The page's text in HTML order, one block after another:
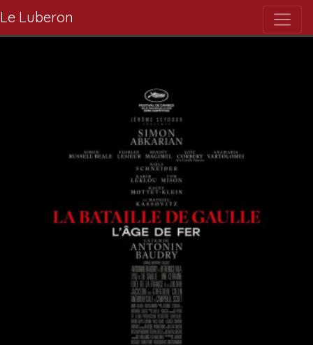
Le Luberon